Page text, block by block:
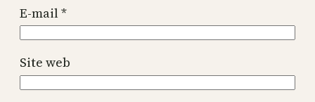
E-mail*
Site web